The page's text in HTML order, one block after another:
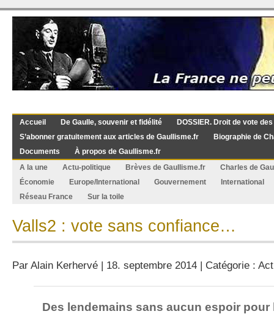
Accueil De Gaulle, souvenir et fidélité
DOSSIER. Droit de vote
S’abonner gratuitement aux articles de Gaullisme.fr
Biographie de
Documents
À propos de Gaullisme.fr
A la une
Actu-politique Brèves de Gaullisme.fr
Charles de
Économie
Europe/International Gouvernement
International
Réseau France
Sur la toile
Valls2 : vote sans confiance…
Par Alain Kerhervé | 18. septembre 2014 | Catégorie :
Des lendemains sans aucun espoir pour